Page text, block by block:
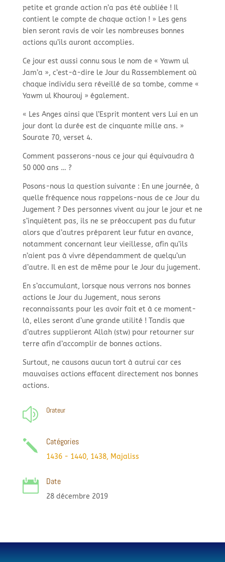
petite et grande action n’a pas été oubliée ! Il
contient le compte de chaque action ! » Les gens
bien seront ravis de voir les nombreuses bonnes
actions qu’ils auront accomplies.
Ce jour est aussi connu sous le nom de « Yawm ul
Jam’a », c’est-à-dire le Jour du Rassemblement où
chaque individu sera réveillé de sa tombe, comme «
Yawm ul Khourouj » également.
« Les Anges ainsi que l’Esprit montent vers Lui en un
jour dont la durée est de cinquante mille ans. »
Sourate 70, verset 4.
Comment passerons-nous ce jour qui équivaudra à
50 000 ans … ?
Posons-nous la question suivante : En une journée, à
quelle fréquence nous rappelons-nous de ce Jour du
Jugement ? Des personnes vivent au jour le jour et ne
s’inquiètent pas, ils ne se préoccupent pas du futur
alors que d’autres préparent leur futur en avance,
notamment concernant leur vieillesse, afin qu’ils
n’aient pas à vivre dépendamment de quelqu’un
d’autre. Il en est de même pour le Jour du jugement.
En s’accumulant, lorsque nous verrons nos bonnes
actions le Jour du Jugement, nous serons
reconnaissants pour les avoir fait et à ce moment-
là, elles seront d’une grande utilité ! Tandis que
d’autres supplieront Allah (stw) pour retourner sur
terre afin d’accomplir de bonnes actions.
Surtout, ne causons aucun tort à autrui car ces
mauvaises actions effacent directement nos bonnes
actions.
z Orateur
j Catégories
1436 - 1440, 1438, Majaliss
 Date
28 décembre 2019